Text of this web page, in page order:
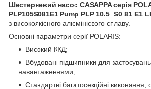
Шестерневий насос CASAPPA серія
PLP105S081E1 Pump PLP 10.5 -S0 81-E1
з високоякісного алюмінієвого сплаву.
Основні параметри серії POLARIS:
Високий ККД;
Вбудовані підшипники для
навантаженнями;
Стандартні багатосекційні виконання,